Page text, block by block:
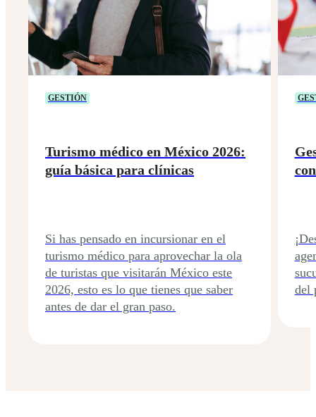
GESTIÓN
Turismo médico en México 2026:
guía básica para clínicas
Si has pensado en incursionar en el
turismo médico para aprovechar la ola
de turistas que visitarán México este
2026, esto es lo que tienes que saber
antes de dar el gran paso.
del